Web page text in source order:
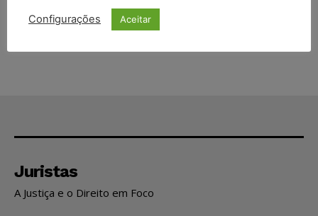
STF inicia julgamento sobre constitucionalidade da proibição
dos jogos de azar no Brasil
Juristas
A Justiça e o Direito em Foco
Configurações Aceitar